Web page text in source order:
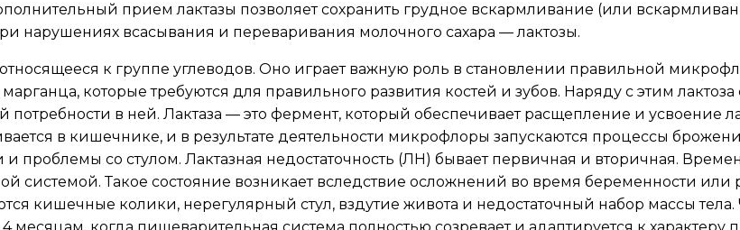
прием лактазы позволяет сохранить грудное вскармливание (или
нарушениях всасывания и переваривания молочного сахара — лактозы.
к группе углеводов. Оно играет важную роль в становлении правильной
которые требуются для правильного развития костей и зубов. Наряду с этим
потребности в ней. Лактаза — это фермент, который обеспечивает расщепление и
в кишечнике, и в результате деятельности микрофлоры запускаются процессы
проблемы со стулом. Лактазная недостаточность (ЛН) бывает первичная и вторичная.
системой. Такое состояние возникает вследствие осложнений во время беременности или
кишечные колики, нерегулярный стул, вздутие живота и недостаточный набор массы тела.